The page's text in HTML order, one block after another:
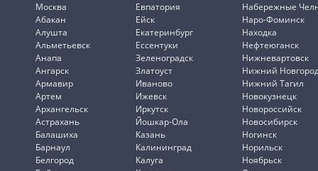
Москва
Абакан
Алушта
Альметьевск
Анапа
Ангарск
Армавир
Артем
Архангельск
Астрахань
Балашиха
Барнаул
Белгород
Евпатория
Ейск
Екатеринбург
Ессентуки
Зеленоградск
Златоуст
Иваново
Ижевск
Иркутск
Йошкар-Ола
Казань
Калининград
Калуга
Набережные
Наро-Фоминск
Находка
Нефтеюганск
Нижневартовск
Нижний
Нижний Тагил
Новокузнецк
Новороссийск
Новосибирск
Ногинск
Норильск
Ноябрьск